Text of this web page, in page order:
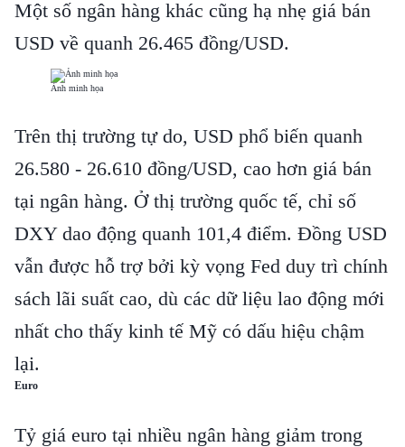
Một số ngân hàng khác cũng hạ nhẹ giá bán
USD về quanh 26.465 đồng/USD.
Ảnh minh họa
Trên thị trường tự do, USD phổ biến quanh
26.580 - 26.610 đồng/USD, cao hơn giá bán
tại ngân hàng. Ở thị trường quốc tế, chỉ số
DXY dao động quanh 101,4 điểm. Đồng USD
vẫn được hỗ trợ bởi kỳ vọng Fed duy trì chính
sách lãi suất cao, dù các dữ liệu lao động mới
nhất cho thấy kinh tế Mỹ có dấu hiệu chậm
lại.
Euro
Tỷ giá euro tại nhiều ngân hàng giảm trong